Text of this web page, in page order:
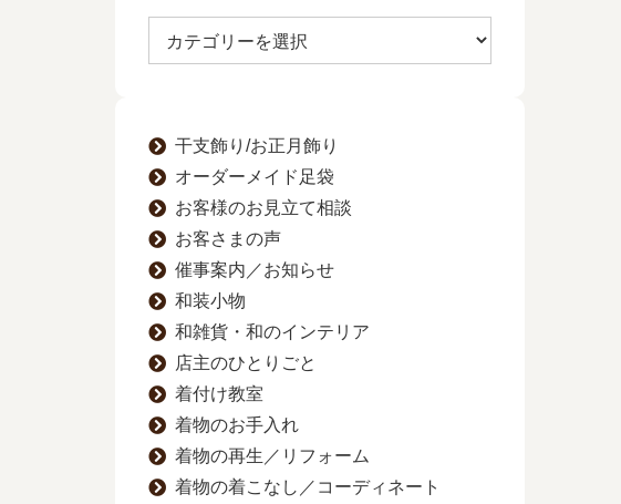
干支飾り/お正月飾り
オーダーメイド足袋
お客様のお見立て相談
お客さまの声
催事案内／お知らせ
和装小物
和雑貨・和のインテリア
店主のひとりごと
着付け教室
着物のお手入れ
着物の再生／リフォーム
着物の着こなし／コーディネート